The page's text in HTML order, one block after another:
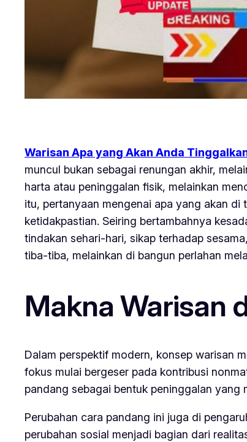
Warisan Apa yang Akan Anda
muncul bukan sebagai renungan akhir,
harta atau peninggalan fisik, melainkan
itu, pertanyaan mengenai apa yang akan
ketidakpastian. Seiring bertambahnya
tindakan sehari-hari, sikap terhadap
tiba-tiba, melainkan di bangun perlahan
Makna Warisan
Dalam perspektif modern, konsep warisan
fokus mulai bergeser pada kontribusi
pandang sebagai bentuk peninggalan yang
Perubahan cara pandang ini juga di
perubahan sosial menjadi bagian dari